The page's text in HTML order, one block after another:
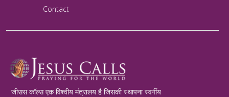
Contact
जीसस कॉल्स एक विश्वीय मंत्रालय है जिसकी स्थापना स्वर्गीय